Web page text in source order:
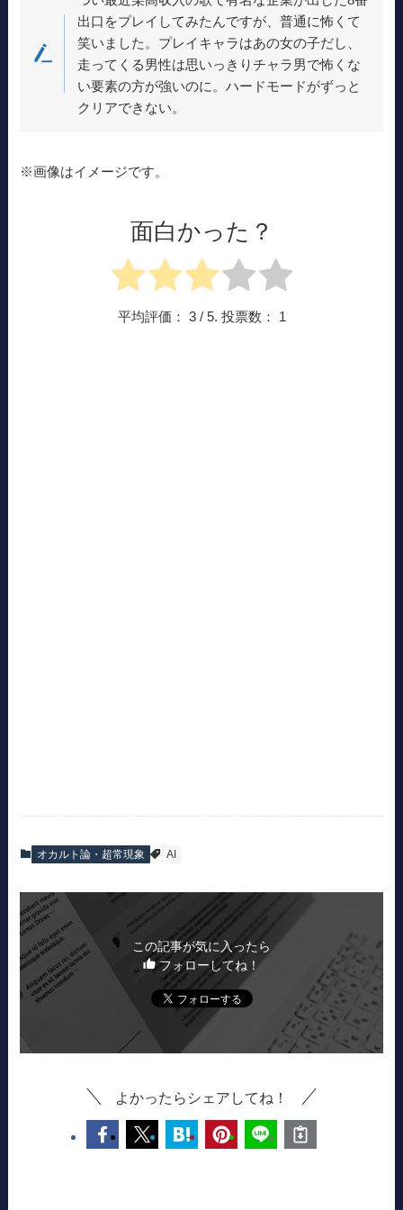
出口をプレイしてみたんですが、普通に怖くて
笑いました。プレイキャラはあの女の子だし、
走ってくる男性は思いっきりチャラ男で怖くな
い要素の方が強いのに。ハードモードがずっと
クリアできない。
※画像はイメージです。
面白かった？
平均評価： 3/ 5. 投票数： 1
オカルト論・超常現象 AI
この記事が気に入ったら
フォローしてね！
よかったらシェアしてね！